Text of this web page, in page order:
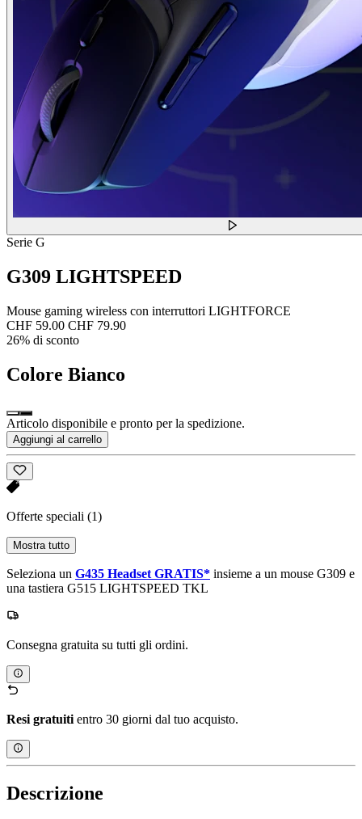
Serie G
G309 LIGHTSPEED
Mouse gaming wireless con interruttori LIGHTFORCE
CHF 59.00 CHF 79.90
26% di sconto
Colore Bianco
Articolo disponibile e pronto per la spedizione.
Aggiungi al carrello
Offerte speciali (1)
Mostra tutto
Seleziona un G435 Headset GRATIS* insieme a un mouse G309 e
una tastiera G515 LIGHTSPEED TKL
Consegna gratuita su tutti gli ordini.
Resi gratuitientro 30 giorni dal tuo acquisto.
Descrizione